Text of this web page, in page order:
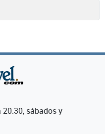
20:30, sábados y